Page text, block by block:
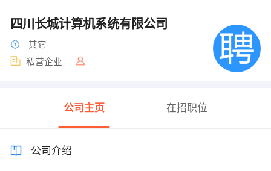
四川长城计算机系统有限公司
其它
私营企业
公司主页 在招职位
公司介绍